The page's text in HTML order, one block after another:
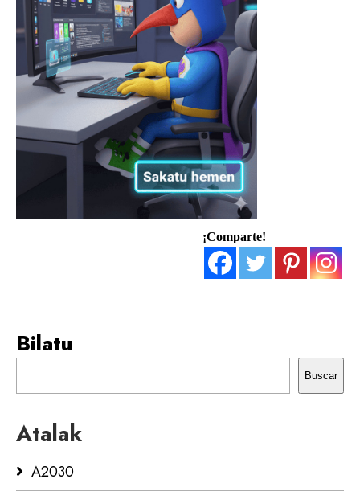
¡Comparte!
Bilatu
Buscar
Atalak
A2030